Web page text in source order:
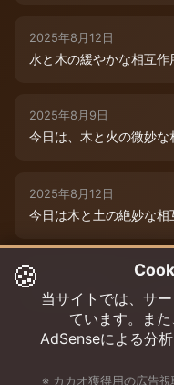
2025年8月12日
水と木の緩やかな相互
2025年8月9日
今日は、木と火の微妙
2025年8月12日
今日は木と土の絶妙な
2025年8月12日
今日は、燃えるような
🍪
当サイトでは、サ
ています。ま
AdSenseによる分
※ カカオ獲得用の広告